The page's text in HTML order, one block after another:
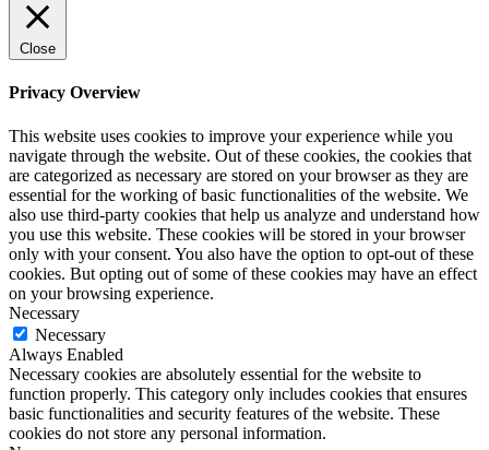
Close
Privacy Overview
This website uses cookies to improve your experience while you
navigate through the website. Out of these cookies, the cookies that
are categorized as necessary are stored on your browser as they are
essential for the working of basic functionalities of the website. We
also use third-party cookies that help us analyze and understand how
you use this website. These cookies will be stored in your browser
only with your consent. You also have the option to opt-out of these
cookies. But opting out of some of these cookies may have an effect
on your browsing experience.
Necessary
Necessary
Always Enabled
Necessary cookies are absolutely essential for the website to
function properly. This category only includes cookies that ensures
basic functionalities and security features of the website. These
cookies do not store any personal information.